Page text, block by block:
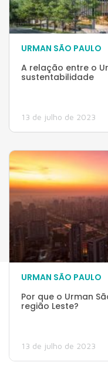
URMAN SÃO PAULO
A relação entre o
sustentabilidade
13 de julho de 2023
URMAN SÃO PAULO
Por que o Urman
região Leste?
13 de julho de 2023